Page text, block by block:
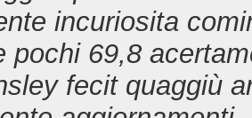
incuriosita
pochi 69,8
fecit quaggiù